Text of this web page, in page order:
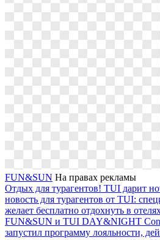
FUN&SUN На правах рекламы
Отдых для турагентов! TUI дарит
новость для турагентов от TUI:
желает бесплатно отдохнуть в
FUN&SUN и TUI DAY&NIGHT
запустил программу лояльности,